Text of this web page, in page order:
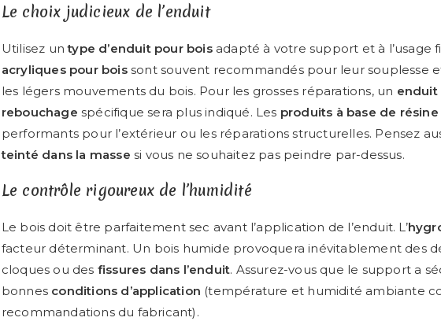
Le choix judicieux de l’enduit
Utilisez untype d’enduit pour boisadapté à votre support et à l’usage
acryliques pour boissont souvent recommandés pour leur souplesse
les légers mouvements du bois. Pour les grosses réparations, un enduit
rebouchage spécifique sera plus indiqué. Les produits à base de résine
performants pour l’extérieur ou les réparations structurelles. Pensez
teinté dans la masse si vous ne souhaitez pas peindre par-dessus.
Le contrôle rigoureux de l’humidité
Le bois doit être parfaitement sec avant l’application de l’enduit. L’
facteur déterminant. Un bois humide provoquera inévitablement des
cloques ou des fissures dans l’enduit. Assurez-vous que le support a
bonnes conditions d’application (température et humidité ambiante
recommandations du fabricant).